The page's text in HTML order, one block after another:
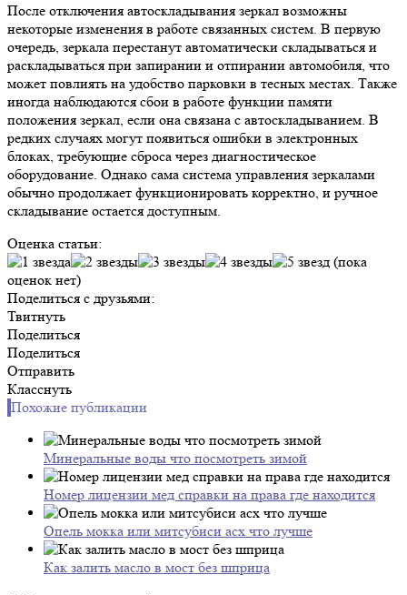
После отключения автоскладывания зеркал возможны
некоторые изменения в работе связанных систем. В первую
очередь, зеркала перестанут автоматически складываться и
раскладываться при запирании и отпирании автомобиля, что
может повлиять на удобство парковки в тесных местах. Также
иногда наблюдаются сбои в работе функции памяти
положения зеркал, если она связана с автоскладыванием. В
редких случаях могут появиться ошибки в электронных
блоках, требующие сброса через диагностическое
оборудование. Однако сама система управления зеркалами
обычно продолжает функционировать корректно, и ручное
складывание остается доступным.
Оценка статьи:
(пока
оценок нет)
Поделиться с друзьями:
Твитнуть
Поделиться
Поделиться
Отправить
Класснуть
Похожие публикации
Минеральные воды что посмотреть зимой
Номер лицензии мед справки на права где находится
Опель мокка или митсубиси асх что лучше
Как залить масло в мост без шприца